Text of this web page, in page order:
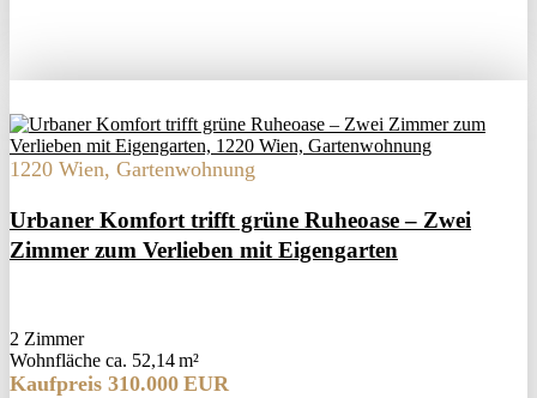
1220 Wien, Gartenwohnung
Urbaner Komfort trifft grüne Ruheoase – Zwei
Zimmer zum Verlieben mit Eigengarten
2 Zimmer
Wohnfläche ca. 52,14 m²
Kaufpreis 310.000 EUR